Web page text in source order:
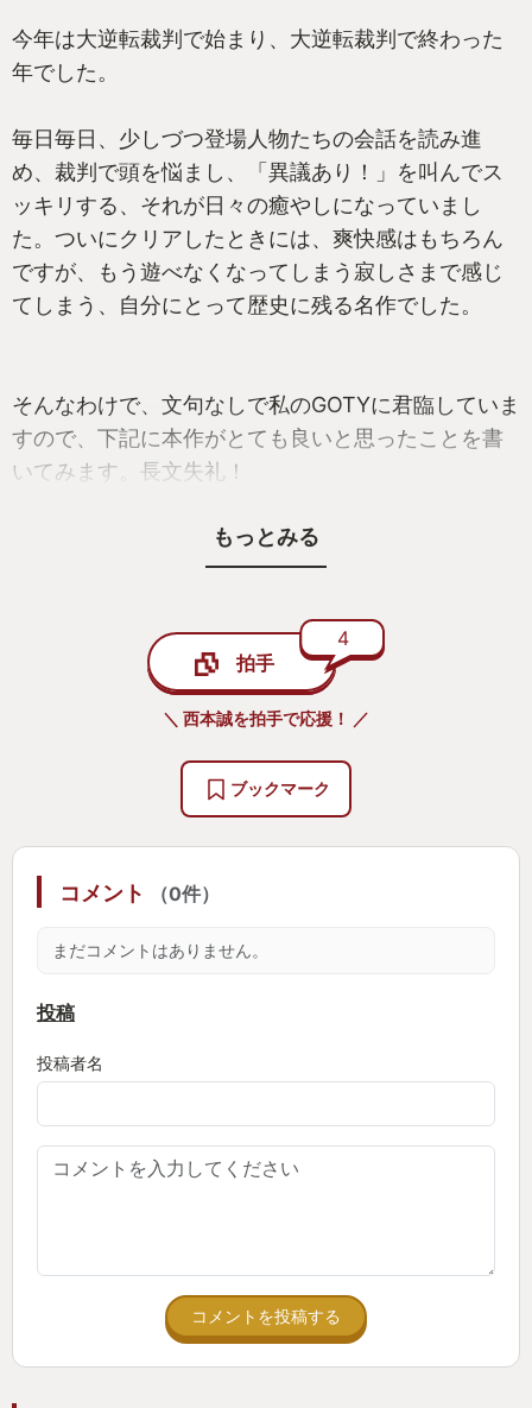
今年は大逆転裁判で始まり、大逆転裁判で終わった
年でした。
毎日毎日、少しづつ登場人物たちの会話を読み進
め、裁判で頭を悩まし、「異議あり！」を叫んでス
ッキリする、それが日々の癒やしになっていまし
た。ついにクリアしたときには、爽快感はもちろん
ですが、もう遊べなくなってしまう寂しさまで感じ
てしまう、自分にとって歴史に残る名作でした。
そんなわけで、文句なしで私のGOTYに君臨していま
すので、下記に本作がとても良いと思ったことを書
いてみます。長文失礼！
・切れ味の良い文章が素敵
ひとつひとつの会話がウィットに富んでおり、キャ
ラクターたちの会話を聞いているだけでニヤニヤし
てしまいます。何気ない会話でもまったく飽きさせ
「目とはすべからく”泳ぐもの”あるとッ！」
・切れ味の良いアニメーションも素敵
及ばず、ホームズの指の動き、夏目漱石のビシィ！
アニメーションで溢れていました。
が素敵
あぁ、ネタバレせずにこれは書けない・・。
とにかく、若者の友情は良いものだとしみじみ。
「友よ・・」の言葉にうるっと来ました。
もっとみる
拍手
4
＼ 西本誠を拍手で応援！ ／
ブックマーク
コメント （0件）
まだコメントはありません。
投稿
投稿者名
コメントを投稿する